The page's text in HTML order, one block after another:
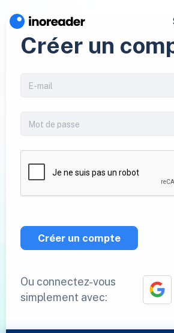
Créer un
Créer un compte
Ou connectez-vous
simplement avec: